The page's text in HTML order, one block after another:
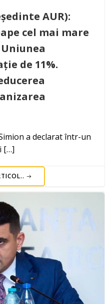
AUR):
cel mai mare
de 11%.
a declarat într-un
[…]